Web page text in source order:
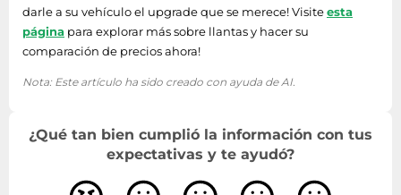
darle a su vehículo el upgrade que se merece! Visiteesta
página para explorar más sobre llantas y hacer su
comparación de precios ahora!
Nota: Este artículo ha sido creado con ayuda de AI.
¿Qué tan bien cumplió la información con tus
expectativas y te ayudó?